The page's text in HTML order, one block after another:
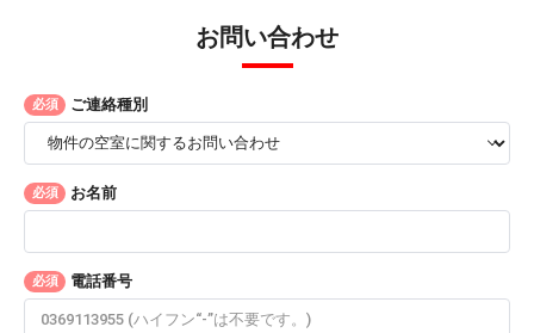
お問い合わせ
必須 ご連絡種別
必須 お名前
必須 電話番号